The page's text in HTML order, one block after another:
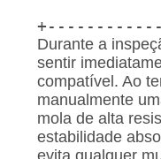
Durante a
sentir
compatível. Ao
manualmente
mola de alta
estabilidade